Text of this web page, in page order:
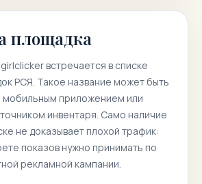
площадка
встречается в списке
РСЯ. Такое название может быть
мобильным приложением или
инвентаря. Само наличие
не доказывает плохой трафик:
показов нужно принимать по
рекламной кампании.